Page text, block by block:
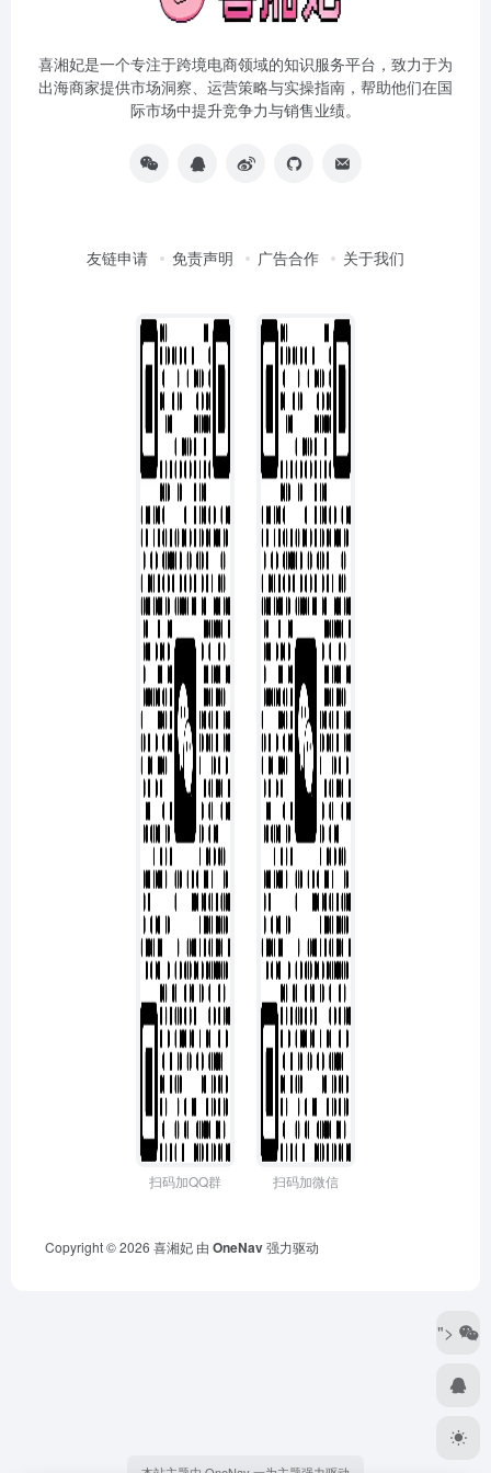
喜湘妃是一个专注于跨境电商领域的知识服务平台，致力于为
出海商家提供市场洞察、运营策略与实操指南，帮助他们在国
际市场中提升竞争力与销售业绩。
友链申请 免责声明 广告合作 关于我们
扫码加QQ群 扫码加微信
Copyright © 2026 喜湘妃 由 OneNav强力驱动
">